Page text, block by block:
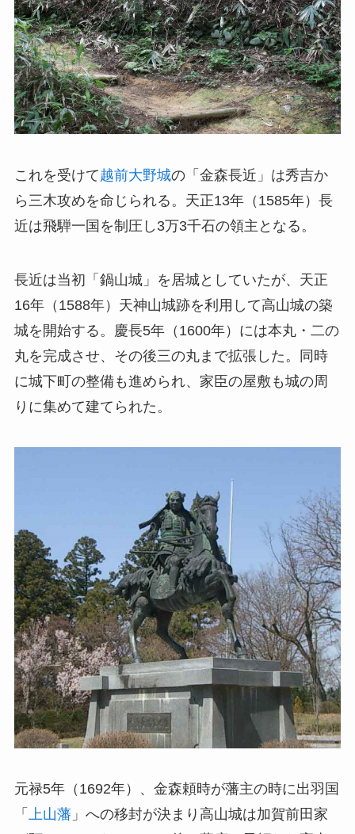
これを受けて越前大野城の「金森長近」は秀吉か
ら三木攻めを命じられる。天正13年（1585年）長
近は飛騨一国を制圧し3万3千石の領主となる。
長近は当初「鍋山城」を居城としていたが、天正
16年（1588年）天神山城跡を利用して高山城の築
城を開始する。慶長5年（1600年）には本丸・二の
丸を完成させ、その後三の丸まで拡張した。同時
に城下町の整備も進められ、家臣の屋敷も城の周
りに集めて建てられた。
元禄5年（1692年）、金森頼時が藩主の時に出羽国
「 上山藩」への移封が決まり高山城は加賀前田家